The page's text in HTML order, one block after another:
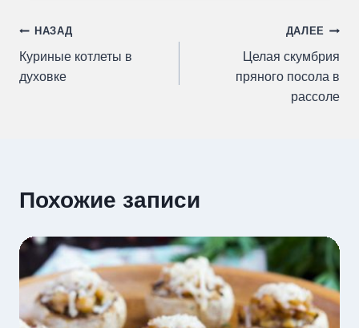
Навигация
по
НАЗАД
Куриные котлеты в
духовке
ДАЛЕЕ
Целая скумбрия
пряного посола в
рассоле
Похожие записи